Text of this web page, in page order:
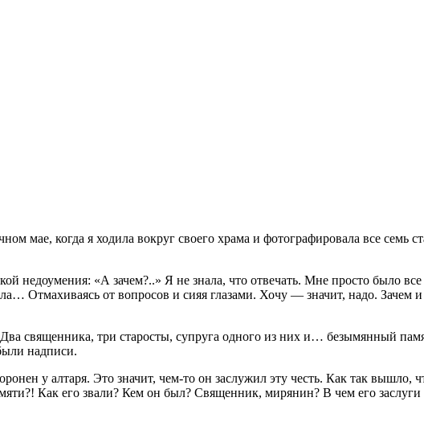
мае, когда я ходила вокруг своего храма и фотографировала все семь
недоумения: «А зачем?..» Я не знала, что отвечать. Мне просто было
Отмахиваясь от вопросов и сияя глазами. Хочу — значит, надо. Зачем
священника, три старосты, супруга одного из них и… безымянный
надписи.
у алтаря. Это значит, чем-то он заслужил эту честь. Как так вышло,
Как его звали? Кем он был? Священник, мирянин? В чем его